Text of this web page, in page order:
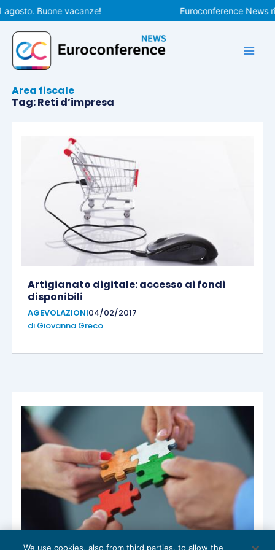
Vai
al
contenuto
Buone vacanze! Euroconference News
Area fiscale
Tag: Reti d’impresa
Artigianato digitale: accesso ai fondi
disponibili
AGEVOLAZIONI04/02/2017
di Giovanna Greco
We use cookies, also from third parties, to allow the